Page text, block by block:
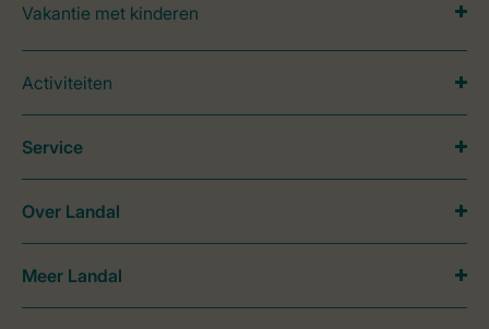
Vakantie met kinderen
Activiteiten
Service
Over Landal
Meer Landal